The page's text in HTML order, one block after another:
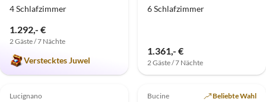
4 Schlafzimmer
1.292,- €
2 Gäste / 7 Nächte
Verstecktes Juwel
6 Schlafzimmer
1.361,- €
2 Gäste / 7 Nächte
5.0 (1)
Lucignano
Top-Inserat
Bucine Beliebte Wahl